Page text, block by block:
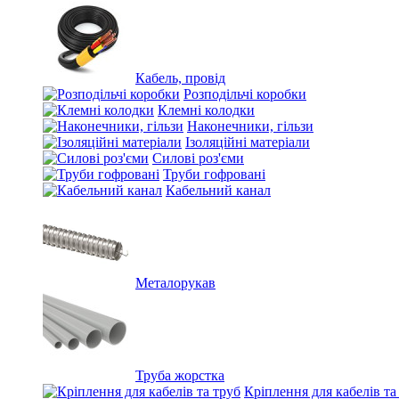
Кабель, провід
Розподільчі коробки
Клемні колодки
Наконечники, гільзи
Ізоляційні матеріали
Силові роз'єми
Труби гофровані
Кабельний канал
Металорукав
Труба жорстка
Кріплення для кабелів